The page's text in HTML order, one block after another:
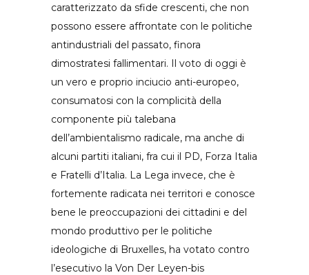
caratterizzato da sfide crescenti, che non
possono essere affrontate con le politiche
antindustriali del passato, finora
dimostratesi fallimentari. Il voto di oggi è
un vero e proprio inciucio anti-europeo,
consumatosi con la complicità della
componente più talebana
dell’ambientalismo radicale, ma anche di
alcuni partiti italiani, fra cui il PD, Forza Italia
e Fratelli d’Italia. La Lega invece, che è
fortemente radicata nei territori e conosce
bene le preoccupazioni dei cittadini e del
mondo produttivo per le politiche
ideologiche di Bruxelles, ha votato contro
l’esecutivo la Von Der Leyen-bis